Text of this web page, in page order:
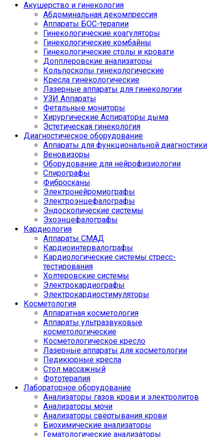
Акушерство и гинекология
Абдоминальная декомпрессия
Аппараты БОС-терапии
Гинекологические коагуляторы
Гинекологические комбайны
Гинекологические столы и кровати
Допплеровские анализаторы
Кольпоскопы гинекологические
Кресла гинекологические
Лазерные аппараты для гинекологии
УЗИ Аппараты
Фетальные мониторы
Хирургические Аспираторы дыма
Эстетическая гинекология
Диагностическое оборудование
Аппараты для функциональной диагностики
Веновизоры
Оборудование для нейрофизиологии
Спирографы
Фибросканы
Электронейромиографы
Электроэнцефалографы
Эндоскопические системы
Эхоэнцефалографы
Кардиология
Аппараты СМАД
Кардиоинтервалографы
Кардиологические системы стресс-
тестирования
Холтеровские системы
Электрокардиографы
Электрокардиостимуляторы
Косметология
Аппаратная косметология
Аппараты ультразвуковые
косметологические
Косметологическое кресло
Лазерные аппараты для косметологии
Педикюрные кресла
Стол массажный
Фототерапия
Лабораторное оборудование
Анализаторы газов крови и электролитов
Анализаторы мочи
Анализаторы свёртывания крови
Биохимические анализаторы
Гематологические анализаторы